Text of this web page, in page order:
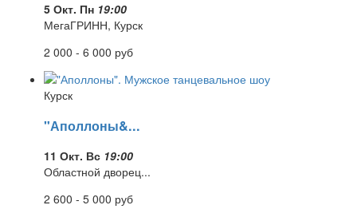
5 Окт. Пн 19:00
МегаГРИНН, Курск
2 000 - 6 000 руб
Курск
"Аполлоны&...
11 Окт. Вс 19:00
Областной дворец...
2 600 - 5 000 руб